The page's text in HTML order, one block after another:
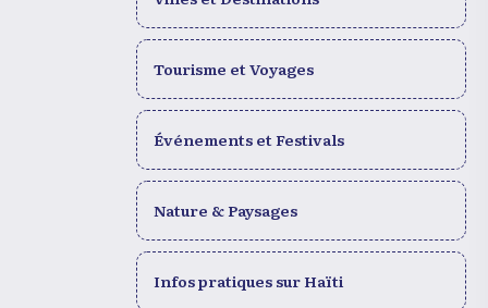
Tourisme et Voyages
Événements et Festivals
Nature & Paysages
Infos pratiques sur Haïti